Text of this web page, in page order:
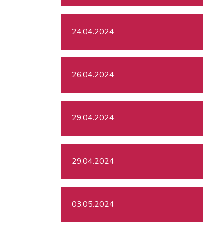
24.04.2024
26.04.2024
29.04.2024
29.04.2024
03.05.2024